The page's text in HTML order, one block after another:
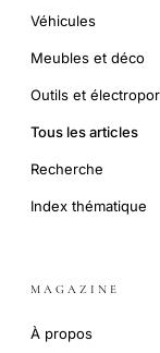
Véhicules
Meubles et déco
Outils et
Tous les articles
Recherche
Index thématique
MAGAZINE
À propos